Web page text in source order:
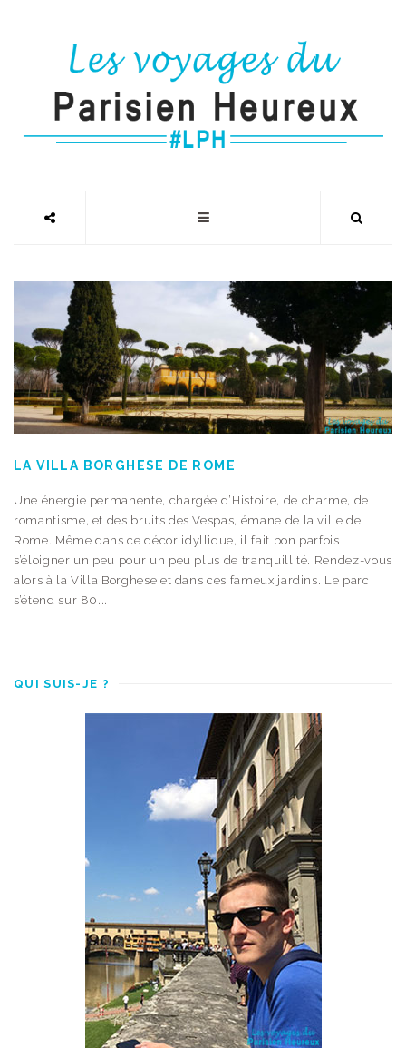
LA VILLA BORGHESE DE ROME
Une énergie permanente, chargée d’Histoire, de charme, de
romantisme, et des bruits des Vespas, émane de la ville de
Rome. Même dans ce décor idyllique, il fait bon parfois
s’éloigner un peu pour un peu plus de tranquillité. Rendez-vous
alors à la Villa Borghese et dans ces fameux jardins. Le parc
s’étend sur 80...
QUI SUIS-JE ?